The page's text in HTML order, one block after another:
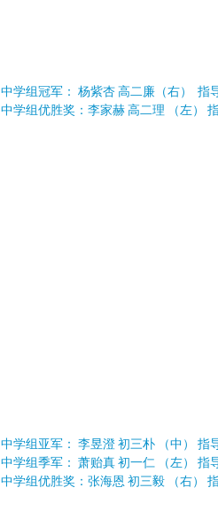
中学组冠军： 杨紫杏 高二廉（右）  指
中学组优胜奖：李家赫 高二理 （左）
中学组亚军： 李昱澄 初三朴 （中） 指
中学组季军： 萧贻真 初一仁 （左） 指
中学组优胜奖：张海恩 初三毅 （右）